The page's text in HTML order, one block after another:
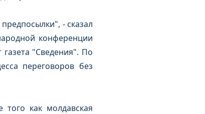
- сказал
конференции
"Сведения". По
переговоров без
как молдавская